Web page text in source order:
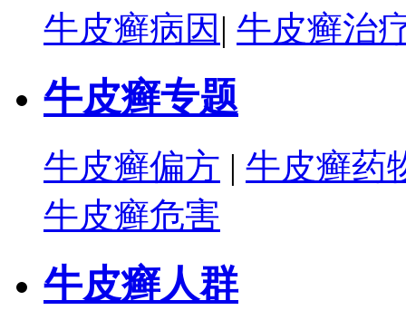
牛皮癣病因 | 牛皮癣治
牛皮癣专题
牛皮癣偏方 | 牛皮癣药
牛皮癣危害
牛皮癣人群